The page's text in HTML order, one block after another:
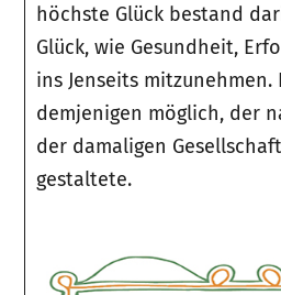
höchste Glück bestand
Glück, wie Gesundheit,
ins Jenseits mitzunehmen.
demjenigen möglich, der
der damaligen
gestaltete.